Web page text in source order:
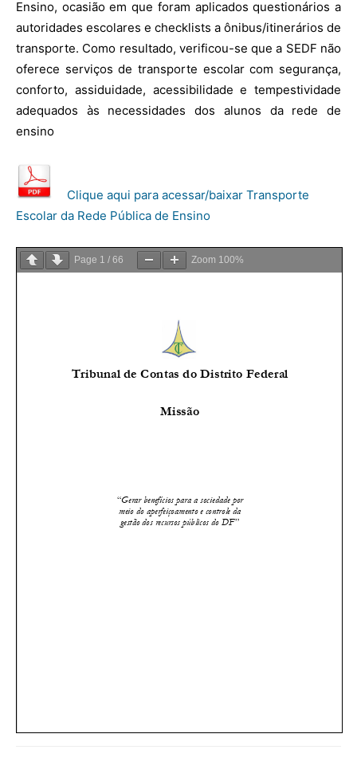
Ensino, ocasião em que foram aplicados questionários a
autoridades escolares e checklists a ônibus/itinerários de
transporte. Como resultado, verificou-se que a SEDF não
oferece serviços de transporte escolar com segurança,
conforto, assiduidade, acessibilidade e tempestividade
adequados às necessidades dos alunos da rede de
ensino
Clique aqui para acessar/baixar Transporte
Escolar da Rede Pública de Ensino
Page 1 / 66 Zoom 100%